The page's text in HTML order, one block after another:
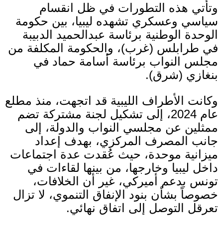
وتأتي هذه التطورات في ظل انقسام
سياسي وعسكري تشهده ليبيا، بين حكومة
الوحدة الوطنية برئاسة عبدالحميد الدبيبة
في طرابلس (غرب)، والحكومة المكلفة من
مجلس النواب برئاسة أسامة حماد في
بنغازي (شرق).
وكانت الأطراف الليبية قد اتجهت، منذ مطلع
عام 2024، إلى تشكيل لجنة مشتركة تضم
ممثلين عن مجلسي النواب والدولة، إلى
جانب المصرف المركزي، بهدف إعداد
ميزانية موحدة، حيث عُقدت عدة اجتماعات
داخل ليبيا وخارجها، من بينها لقاءات في
تونس بدعم أميركي، غير أن الخلافات،
خصوصاً بشأن بنود الإنفاق التنموي، لا تزال
تعرقل التوصل إلى اتفاق نهائي.